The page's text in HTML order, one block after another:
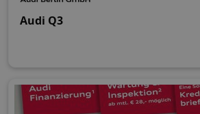
Audi Q3